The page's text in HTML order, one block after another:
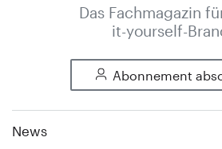
Das Fachmagazin
it-yourself-
Abonnement
News